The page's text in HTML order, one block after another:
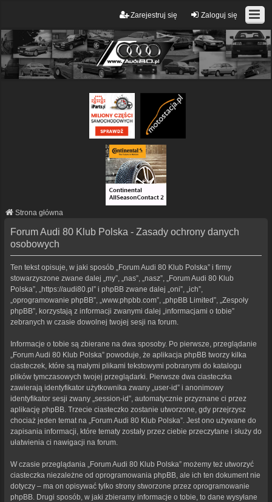
Zaloguj się
Zarejestruj się
Strona główna
Forum Audi 80 Klub Polska - Zasady ochrony danych
osobowych
Ten tekst opisuje, w jaki sposób „Forum Audi 80 Klub Polska” i firmy
stowarzyszone zwane dalej „my”, „nas”, „nasz”, „Forum Audi 80 Klub
Polska”, „https://audi80.pl” i phpBB zwane dalej „oni”, „ich”,
„oprogramowanie phpBB”, „www.phpbb.com”, „phpBB Limited”, „Zespoły
phpBB”, korzystają z informacji zwanymi dalej „informacjami o tobie”
zebranych w czasie dowolnej twojej sesji na forum.
Informacje o tobie są zbierane na dwa sposoby. Po pierwsze, przeglądanie
„Forum Audi 80 Klub Polska” powoduje, że aplikacja phpBB tworzy kilka
ciasteczek, które są małymi plikami tekstowymi pobranymi do katalogu
plików tymczasowych twojej przeglądarki. Pierwsze dwa ciasteczka
zawierają identyfikator użytkownika zwany „user-id” i anonimowy
identyfikator sesji zwany „session-id”, automatycznie przyznane ci przez
aplikację phpBB. Trzecie ciasteczko zostanie utworzone, gdy przejrzysz
chociaż jeden temat na „Forum Audi 80 Klub Polska”. Jest ono używane do
zapisania informacji, które tematy zostały przez ciebie przeczytane i służy do
ułatwienia ci nawigacji na forum.
W czasie przeglądania „Forum Audi 80 Klub Polska” możemy też utworzyć
ciasteczka niezależne od oprogramowania phpBB, ale ich ten dokument nie
dotyczy – ma on opisywać tylko strony stworzone przez oprogramowanie
phpBB. Drugi sposób, w jaki zbieramy informacje o tobie, to dane wysyłane